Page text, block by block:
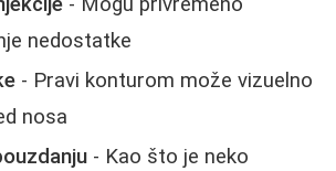
nedostatke
- Pravi konturom može vizuelno
nosa
- Kao što je neko